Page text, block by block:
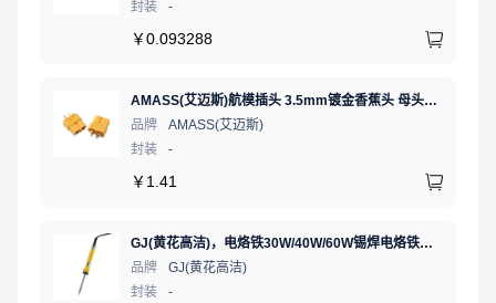
封装
-
￥0.093288
AMASS(艾迈斯)航模插头 3.5mm镀金香蕉头 母头XT60-F.G.Y
品牌
AMASS(艾迈斯)
封装
-
￥ 1.41
GJ(黄花高洁)，电烙铁30W/40W/60W锡焊电烙铁焊接工具电焊笔手机电子维修（内热35W），NO.435(35W)
品牌
GJ(黄花高洁)
封装
-